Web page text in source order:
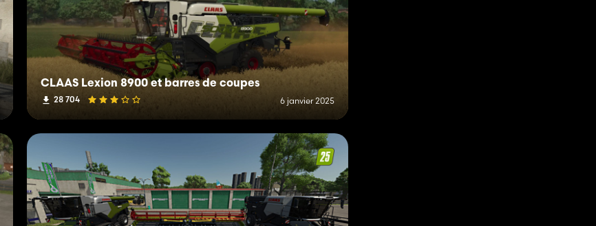
CLAAS Lexion 8900 et barres de coupes
28 704 6 janvier 2025